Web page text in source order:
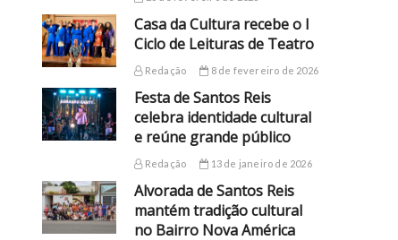
Casa da Cultura recebe o I
Ciclo de Leituras de Teatro
Redação 8 de fevereiro de 2026
Festa de Santos Reis
celebra identidade cultural
e reúne grande público
Redação 13 de janeiro de 2026
Alvorada de Santos Reis
mantém tradição cultural
no Bairro Nova América